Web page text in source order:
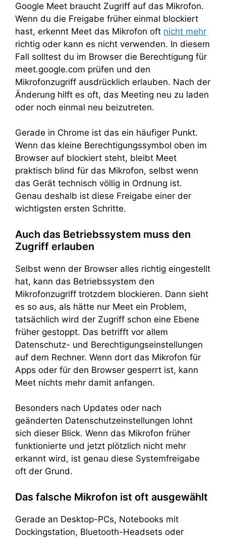
Google Meet braucht Zugriff auf das Mikrofon.
Wenn du die Freigabe früher einmal blockiert
hast, erkennt Meet das Mikrofon oft nicht mehr
richtig oder kann es nicht verwenden. In diesem
Fall solltest du im Browser die Berechtigung für
meet.google.com prüfen und den
Mikrofonzugriff ausdrücklich erlauben. Nach der
Änderung hilft es oft, das Meeting neu zu laden
oder noch einmal neu beizutreten.
Gerade in Chrome ist das ein häufiger Punkt.
Wenn das kleine Berechtigungssymbol oben im
Browser auf blockiert steht, bleibt Meet
praktisch blind für das Mikrofon, selbst wenn
das Gerät technisch völlig in Ordnung ist.
Genau deshalb ist diese Freigabe einer der
wichtigsten ersten Schritte.
Auch das Betriebssystem muss den
Zugriff erlauben
Selbst wenn der Browser alles richtig eingestellt
hat, kann das Betriebssystem den
Mikrofonzugriff trotzdem blockieren. Dann sieht
es so aus, als hätte nur Meet ein Problem,
tatsächlich wird der Zugriff schon eine Ebene
früher gestoppt. Das betrifft vor allem
Datenschutz- und Berechtigungseinstellungen
auf dem Rechner. Wenn dort das Mikrofon für
Apps oder für den Browser gesperrt ist, kann
Meet nichts mehr damit anfangen.
Besonders nach Updates oder nach
geänderten Datenschutzeinstellungen lohnt
sich dieser Blick. Wenn das Mikrofon früher
funktionierte und jetzt plötzlich nicht mehr
erkannt wird, ist genau diese Systemfreigabe
oft der Grund.
Das falsche Mikrofon ist oft ausgewählt
Gerade an Desktop-PCs, Notebooks mit
Dockingstation, Bluetooth-Headsets oder